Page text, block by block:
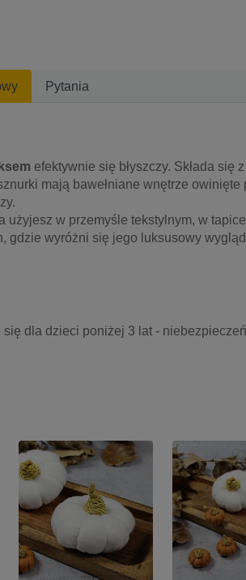
Pytania
efektywnie się błyszczy. Składa się
mają bawełniane wnętrze owinięte
użyjesz w przemyśle tekstylnym, w
gdzie wyróżni się jego luksusowy
się dla dzieci poniżej 3 lat -